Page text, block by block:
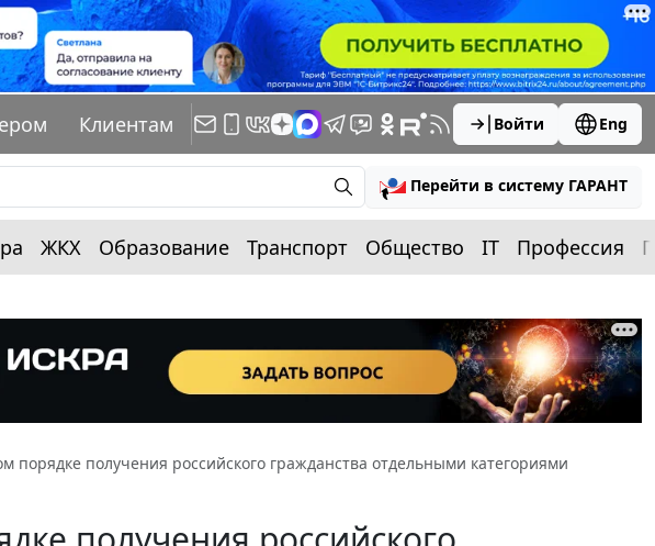
Клиентам Войти Eng
Перейти в систему ГАРАНТ
ЖКХ Образование Транспорт Общество IT Профессия
порядке получения российского гражданства отдельными категориями